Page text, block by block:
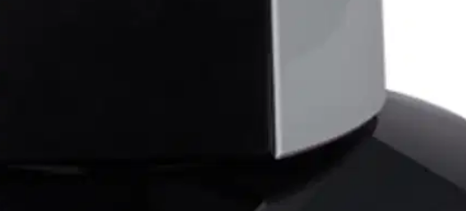
Aktia, Ålandsbanken, Säästöpankki, Oma Säästöpankki, POP Pankki, Walley